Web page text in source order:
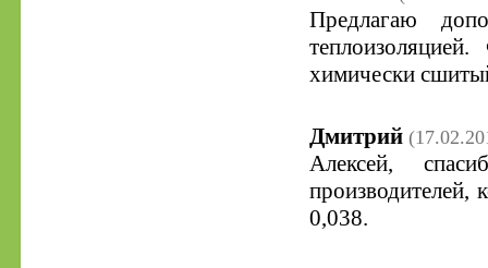
Предлагаю
химически
Дмитрий
Алексей,
производителей,
0,038.